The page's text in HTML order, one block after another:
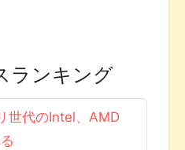
ランキング
世代のIntel、AMD